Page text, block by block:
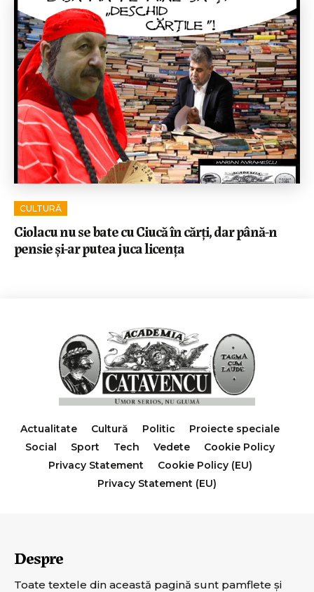
CULTURĂ
Ciolacu nu se bate cu Ciucă în cărți, dar până-n
pensie și-ar putea juca licența
Actualitate Cultură Politic
Proiecte speciale
Social
Sport Tech Vedete
Cookie Policy
Privacy Statement
Cookie Policy (EU)
Privacy Statement (EU)
Despre
Toate textele din această pagină sunt pamflete şi